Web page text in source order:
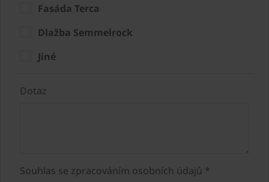
Fasáda Terca
Dlažba Semmelrock
Jiné
Dotaz
Souhlas se zpracováním osobních údajů *